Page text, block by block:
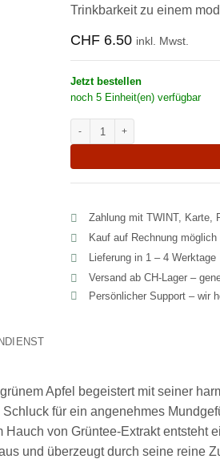
Trinkbarkeit zu einem
CHF 6.50 inkl. Mwst.
Jetzt bestellen
noch 5 Einheit(en) verfügbar
Zahlung mit TWINT, Karte,
Kauf auf Rechnung möglich
Lieferung in 1 – 4 Werktage
Versand ab CH‑Lager –
Persönlicher Support – wir
Apfel begeistert mit seiner
für ein angenehmes
von Grüntee-Extrakt entsteht
und überzeugt durch seine reine